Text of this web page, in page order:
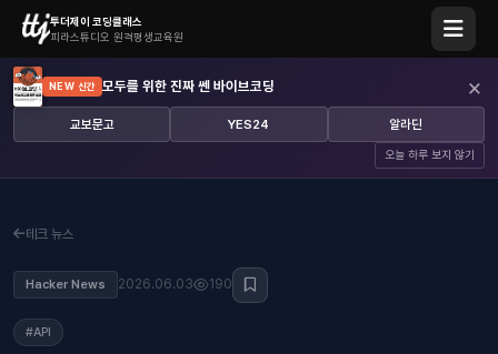
투더제이 코딩클래스
피라스튜디오 원격평생교육원
NEW 신간 모두를 위한 진짜 쎈 바이브코딩
교보문고 YES24 알라딘
오늘 하루 보지 않기
×
테크 뉴스
Hacker News 2026.06.03 190
#API